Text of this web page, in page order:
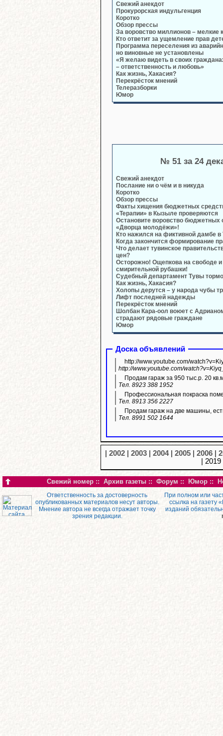
Свежий анекдот
Прокурорская индульгенция
Коротко
Обзор прессы
За воровство миллионов –
Кто ответит за ущемление прав
Программа переселения из
но виновные не установлены
«Я желаю видеть в своих
– ответственность и любовь»
Как жизнь, Хакасия?
Перекрёсток мнений
Телеразборки
Юмор
№ 51 за 24
Свежий анекдот
Послание ни о чём и в никуда
Коротко
Обзор прессы
Факты хищения бюджетных
«Терапии» в Кызыле проверяются
Остановите воровство бюджетных
«Дворца молодёжи»!
Кто нажился на фиктивной дамбе
Когда закончится формирование
Что делает тувинское
цен?
Осторожно! Ощепкова на свободе
смирительной рубашки!
Судебный департамент Тувы
Как жизнь, Хакасия?
Холопы дерутся – у народа чубы
Лифт последней надежды
Перекрёсток мнений
Шолбан Кара-оол воюет с
страдают рядовые граждане
Юмор
Доска объявлений
http://www.youtube.com/
http://www.youtube.com/
Продам гараж за 950 тыс.р. 20
Тел. 8923 388 1952
Профессиональная покраска
Тел. 8913 356 2227
Продам гараж на две машины,
Тел. 8991 502 1644
2002 2003 2004| 2005 2006
|
Свежий номер :: Архив газеты :: Форум :: Юмор ::
Ответственность за достоверность
опубликованных материалов несут авторы.
Мнение автора не всегда отражает точку
зрения редакции.
При полном или
ссылка на газету
изданий